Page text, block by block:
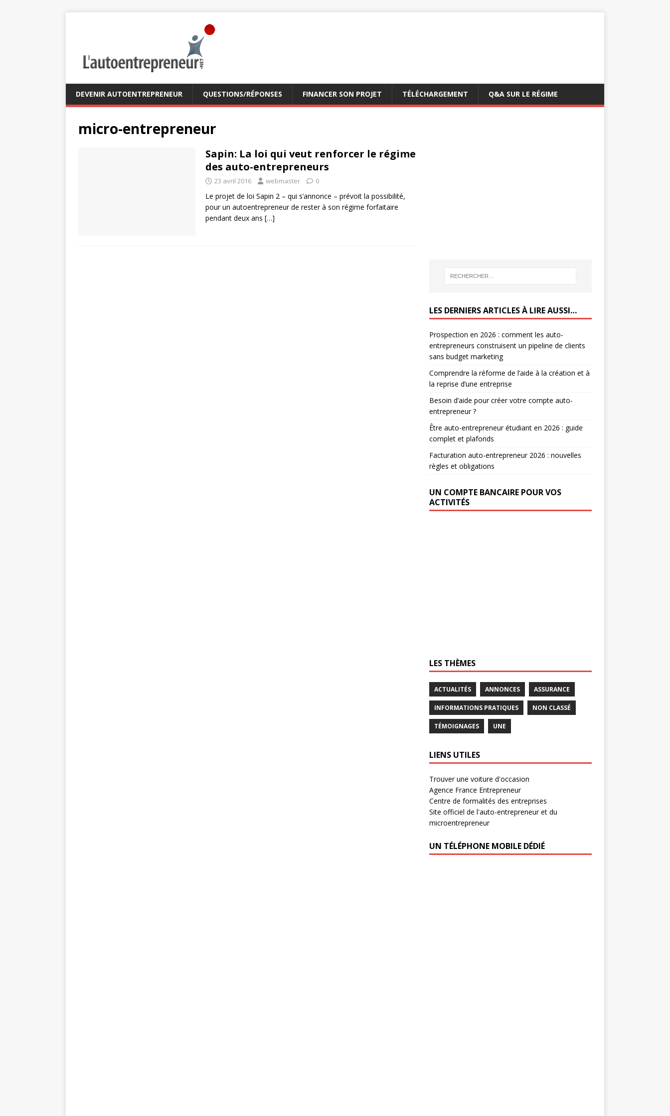
DEVENIR AUTOENTREPRENEUR QUESTIONS/RÉPONSES FINANCER SON PROJET TÉLÉCHARGEMENT Q&A SUR LE RÉGIME
micro-entrepreneur
Sapin: La loi qui veut renforcer le régime
des auto-entrepreneurs
23 avril 2016 webmaster 0
Le projet de loi Sapin 2 – qui s’annonce – prévoit la possibilité,
pour un autoentrepreneur de rester à son régime forfaitaire
pendant deux ans […]
LES DERNIERS ARTICLES À LIRE AUSSI…
Prospection en 2026 : comment les auto-
entrepreneurs construisent un pipeline de clients
sans budget marketing
Comprendre la réforme de l’aide à la création et à
la reprise d’une entreprise
Besoin d’aide pour créer votre compte auto-
entrepreneur ?
Être auto-entrepreneur étudiant en 2026 : guide
complet et plafonds
Facturation auto-entrepreneur 2026 : nouvelles
règles et obligations
UN COMPTE BANCAIRE POUR VOS
ACTIVITÉS
LES THÈMES
ACTUALITÉS ANNONCES ASSURANCE
INFORMATIONS PRATIQUES NON CLASSÉ
TÉMOIGNAGES UNE
LIENS UTILES
Trouver une voiture d'occasion
Agence France Entrepreneur
Centre de formalités des entreprises
Site officiel de l'auto-entrepreneur et du
microentrepreneur
UN TÉLÉPHONE MOBILE DÉDIÉ